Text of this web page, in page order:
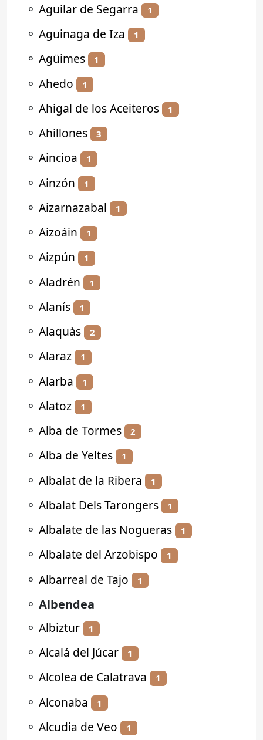
⚬ Aguilar de Segarra 1
⚬ Aguinaga de Iza 1
⚬ Agüimes 1
⚬ Ahedo 1
⚬ Ahigal de los Aceiteros 1
⚬ Ahillones 3
⚬ Aincioa 1
⚬ Ainzón 1
⚬ Aizarnazabal 1
⚬ Aizoáin 1
⚬ Aizpún 1
⚬ Aladrén 1
⚬ Alanís 1
⚬ Alaquàs 2
⚬ Alaraz 1
⚬ Alarba 1
⚬ Alatoz 1
⚬ Alba de Tormes 2
⚬ Alba de Yeltes 1
⚬ Albalat de la Ribera 1
⚬ Albalat Dels Tarongers 1
⚬ Albalate de las Nogueras 1
⚬ Albalate del Arzobispo 1
⚬ Albarreal de Tajo 1
⚬ Albendea
⚬ Albiztur 1
⚬ Alcalá del Júcar 1
⚬ Alcolea de Calatrava 1
⚬ Alconaba 1
⚬ Alcudia de Veo 1